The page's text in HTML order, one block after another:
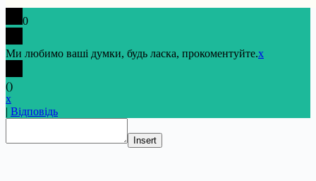
0
Ми любимо ваші думки, будь ласка, прокоментуйте.x
()
x
| Відповідь
Insert